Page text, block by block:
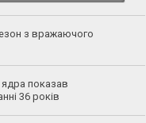
з вражаючого
ядра показав
36 років